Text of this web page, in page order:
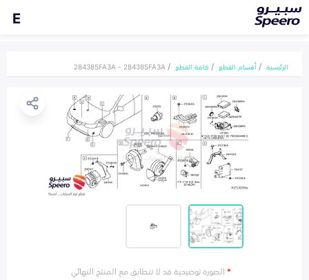
E
الرئيسية أقسام القطع كافة القطع 284385FA3A - 284385FA3A
*الصورة توضيحية قد لا تتطابق مع المنتج النهائي